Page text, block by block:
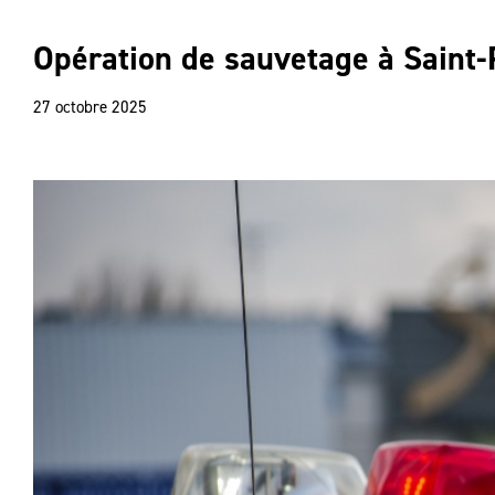
Opération de sauvetage à
27 octobre 2025